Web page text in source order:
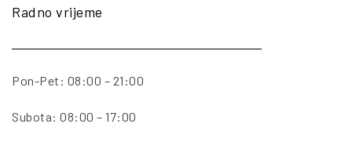
Radno vrijeme
Pon-Pet: 08:00 – 21:00
Subota: 08:00 – 17:00